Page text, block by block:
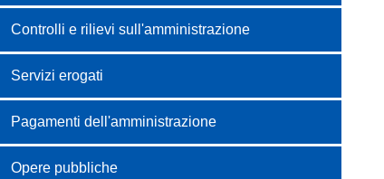
Controlli e rilievi sull'amministrazione
Servizi erogati
Pagamenti dell'amministrazione
Opere pubbliche